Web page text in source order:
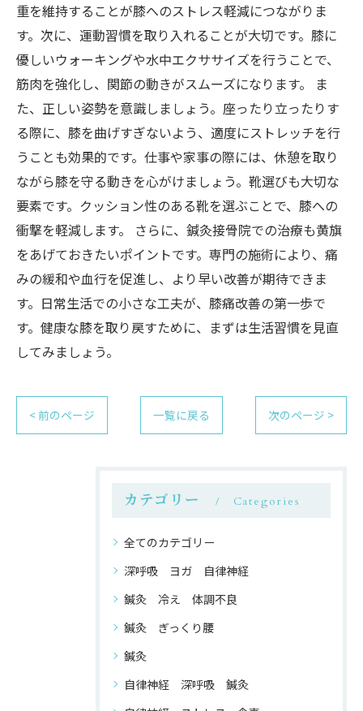
重を維持することが膝へのストレス軽減につながりま
す。次に、運動習慣を取り入れることが大切です。膝に
優しいウォーキングや水中エクササイズを行うことで、
筋肉を強化し、関節の動きがスムーズになります。 ま
た、正しい姿勢を意識しましょう。座ったり立ったりす
る際に、膝を曲げすぎないよう、適度にストレッチを行
うことも効果的です。仕事や家事の際には、休憩を取り
ながら膝を守る動きを心がけましょう。靴選びも大切な
要素です。クッション性のある靴を選ぶことで、膝への
衝撃を軽減します。 さらに、鍼灸接骨院での治療も黄旗
をあげておきたいポイントです。専門の施術により、痛
みの緩和や血行を促進し、より早い改善が期待できま
す。日常生活での小さな工夫が、膝痛改善の第一歩で
す。健康な膝を取り戻すために、まずは生活習慣を見直
してみましょう。
< 前のページ 一覧に戻る 次のページ >
カテゴリー Categories
全てのカテゴリー
深呼吸 ヨガ 自律神経
鍼灸 冷え 体調不良
鍼灸 ぎっくり腰
鍼灸
自律神経 深呼吸 鍼灸